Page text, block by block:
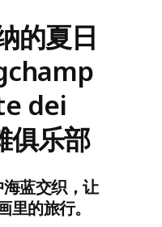
的夏日
dei
俱乐部
蓝交织，让
里的旅行。